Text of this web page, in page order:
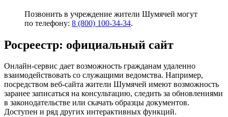
Позвонить в учреждение жители Шумячей могут
по телефону: 8 (800) 100-34-34.
Росреестр: официальный сайт
Онлайн-сервис дает возможность гражданам удаленно
взаимодействовать со служащими ведомства. Например,
посредством веб-сайта жители Шумячей имеют возможность
заранее записаться на консультацию, следить за обновлениями
в законодательстве или скачать образцы документов.
Доступен и ряд других интерактивных функций.